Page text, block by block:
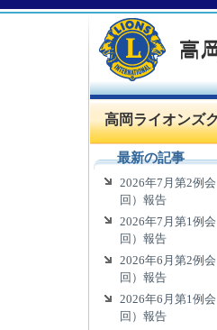
高岡ライオンズ
最新の記事
2026年7月第2例会
回）報告
2026年7月第1例
回）報告
2026年6月第2例
回）報告
2026年6月第1例
回）報告